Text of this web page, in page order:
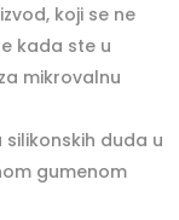
koji se ne
kada ste u
mikrovalnu
duda u
gumenom